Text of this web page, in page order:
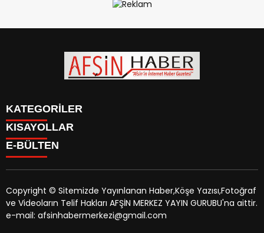
KATEGORİLER
SİYASET
EĞİTİM
MAGAZİN
MANŞETLER
ÖZEL HABER
KISAYOLLAR
SİYASET
EĞİTİM
KÜLTÜR SANAT
MAGAZİN
MANŞETLER
E-BÜLTEN
afsinhaber.com e-bültenine abone olarak, tarafınıza haber,
duyuru ve kampanya içerikli e-postaların gönderilmesini
Copyright © Sitemizde Yayınlanan Haber,Köşe Yazısı,Fotoğraf
ve Videoların Telif Hakları AFŞİN MERKEZ YAYIN GURUBU'na aittir.
e-mail: afsinhabermerkezi@gmail.com